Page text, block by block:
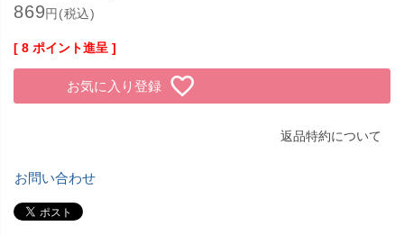
869円(税込)
[ 8 ポイント進呈 ]
お気に入り登録
返品特約について
お問い合わせ